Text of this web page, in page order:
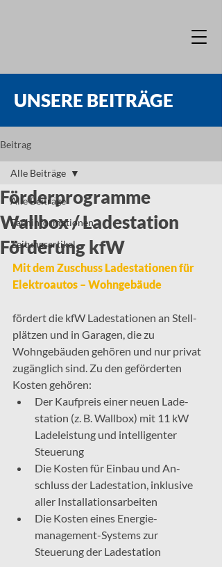
UNSERE BEITRÄGE
Beitrag
Alle Beiträge
Fachinformationen
Zeitungsartikel
Alle Beiträge
Förderprogramme
Wallbox / Ladestation
Förderung kfW
Mit dem Zuschuss Lade­stationen für
Elektro­autos – Wohngebäude
fördert die kfW Lade­stationen an Stell­
plätzen und in Garagen, die zu
Wohngebäuden gehören und nur privat
zu­gänglich sind. Zu den geförderten
Kosten gehören:
Der Kaufpreis einer neuen Lade­
station (z. B. Wallbox) mit 11 kW
Ladeleistung und intelligenter
Steuerung
Die Kosten für Einbau und An­
schluss der Lade­station, inklusive
aller Installations­arbeiten
Die Kosten eines Energie­
management-Systems zur
Steuerung der Lade­station